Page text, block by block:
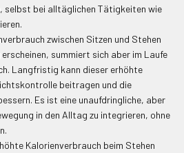
selbst bei alltäglichen Tätigkeiten wie
zwischen Sitzen und Stehen
summiert sich aber im Laufe
Langfristig kann dieser erhöhte
beitragen und die
Es ist eine unaufdringliche, aber
in den Alltag zu integrieren, ohne
Kalorienverbrauch beim Stehen